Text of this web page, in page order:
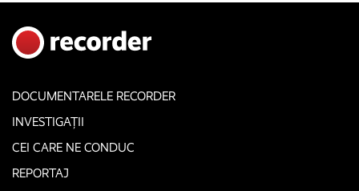
DOCUMENTARELE RECORDER
INVESTIGAȚII
CEI CARE NE CONDUC
REPORTAJ